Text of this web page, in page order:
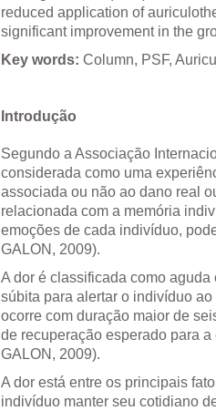
reduced application of
significant improvement in the
Key words: Column, PSF,
Introdução
Segundo a Associação
considerada como uma
associada ou não ao dano real
relacionada com a memória
emoções de cada indivíduo,
GALON, 2009).
A dor é classificada como
súbita para alertar o indivíduo
ocorre com duração maior de
de recuperação esperado para
GALON, 2009).
A dor está entre os principais
indivíduo manter seu cotidiano